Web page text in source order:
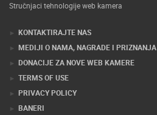
Stručnjaci tehnologije web kamera
KONTAKTIRAJTE NAS
MEDIJI O NAMA, NAGRADE I PRIZNANJA
DONACIJE ZA NOVE WEB KAMERE
TERMS OF USE
PRIVACY POLICY
BANERI